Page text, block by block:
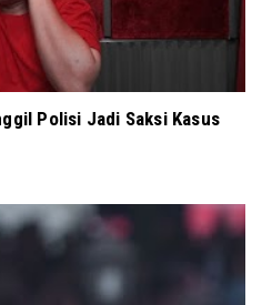
Polisi Jadi Saksi Kasus